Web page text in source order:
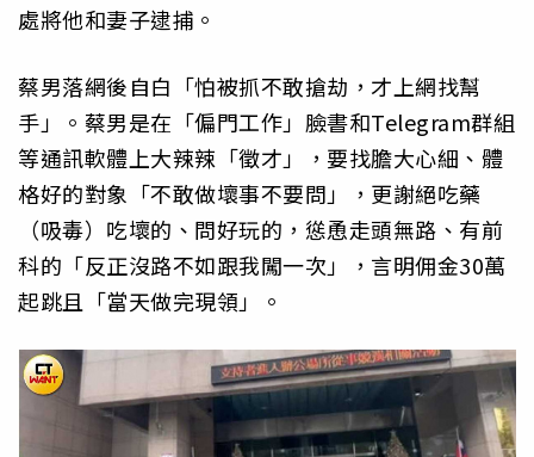
處將他和妻子逮捕。
蔡男落網後自白「怕被抓不敢搶劫，才上網找幫
手」。蔡男是在「偏門工作」臉書和Telegram群組
等通訊軟體上大辣辣「徵才」，要找膽大心細、體
格好的對象「不敢做壞事不要問」，更謝絕吃藥
（吸毒）吃壞的、問好玩的，慫恿走頭無路、有前
科的「反正沒路不如跟我闖一次」，言明佣金30萬
起跳且「當天做完現領」。